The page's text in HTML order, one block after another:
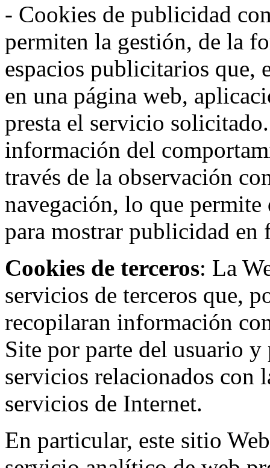
- Cookies de publicidad
permiten la gestión, de la
espacios publicitarios que,
en una página web,
presta el servicio
información del
través de la observación
navegación, lo que
para mostrar publicidad
Cookies de terceros: La
servicios de terceros que,
recopilaran información
Site por parte del usuario
servicios relacionados con
servicios de Internet.
En particular, este sitio